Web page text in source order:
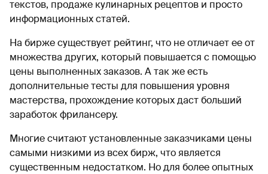
текстов, продаже кулинарных рецептов и просто
информационных статей.
На бирже существует рейтинг, что не отличает ее от
множества других, который повышается с помощью
цены выполненных заказов. А так же есть
дополнительные тесты для повышения уровня
мастерства, прохождение которых даст больший
заработок фрилансеру.
Многие считают установленные заказчиками цены
самыми низкими из всех бирж, что является
существенным недостатком. Но для более опытных